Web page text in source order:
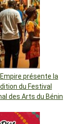
Empire présente la
du Festival
des Arts du Bénin